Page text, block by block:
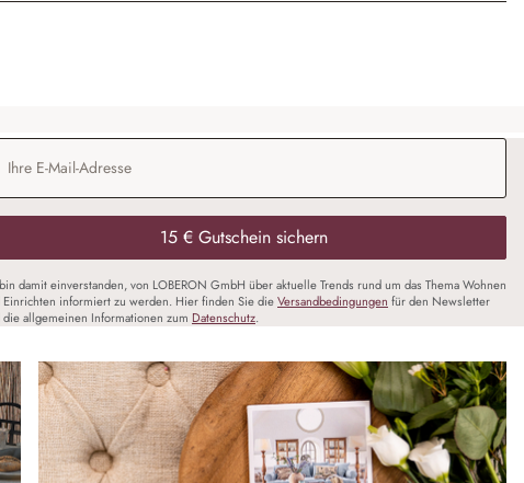
Adresse
15 € Gutschein sichern
damit einverstanden, von LOBERON GmbH über aktuelle Trends rund um das Thema Wohnen
Einrichten informiert zu werden. Hier finden Sie dieVersandbedingungen für den Newsletter
die allgemeinen Informationen zum Datenschutz.